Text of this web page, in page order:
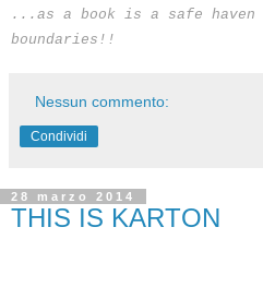
...as a book is a safe haven
boundaries !!
Nessun commento:
Condividi
28 marzo 2014
THIS IS KARTON